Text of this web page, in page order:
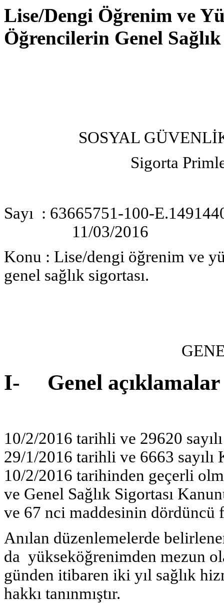
Lise/Dengi Öğrenim ve
Öğrencilerin Genel
SOSYAL
Sigorta
Sayı :
11/03/2016
Konu : Lise/dengi öğrenim ve
genel sağlık sigortası.
I- Genel açıklamalar
10/2/2016 tarihli ve 29620
29/1/2016 tarihli ve 6663
10/2/2016 tarihinden geçerli
ve Genel Sağlık Sigortası
ve 67 nci maddesinin dördüncü
Anılan düzenlemelerde
da yükseköğrenimden mezun
günden itibaren iki yıl sağlık
hakkı tanınmıştır.